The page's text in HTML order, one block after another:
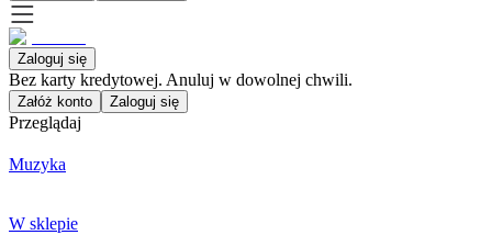
Zaloguj się
Bez karty kredytowej. Anuluj w dowolnej chwili.
Załóż konto Zaloguj się
Przeglądaj
Muzyka
W sklepie